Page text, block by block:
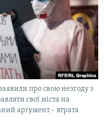
про свою незгоду з
свої міста на
аргумент – втрата